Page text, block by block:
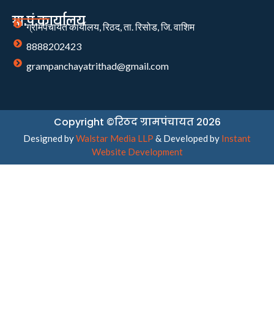
ग्रा.पं.कार्यालय
ग्रामपंचायत कार्यालय, रिठद, ता. रिसोड, जि. वाशिम
8888202423
grampanchayatrithad@gmail.com
Copyright ©रिठद ग्रामपंचायत 2026
Designed byWalstar Media LLP & Developed by Instant
Website Development